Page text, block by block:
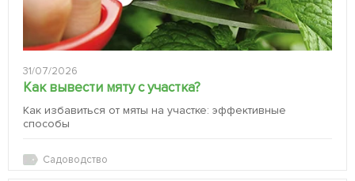
31/07/2026
Как вывести мяту с участка?
Как избавиться от мяты на участке: эффективные
способы
Садоводство